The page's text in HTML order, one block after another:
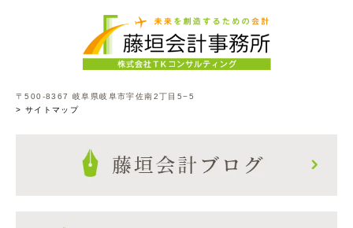
〒500-8367 岐阜県岐阜市宇佐南2丁目5−5
> サイトマップ